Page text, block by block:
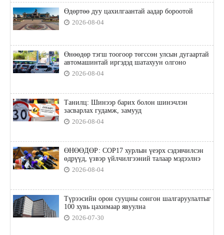
Өдөртөө дуу цахилгаантай аадар бороотой
2026-08-04
Өнөөдөр тэгш тоогоор төгссөн улсын дугаартай
автомашинтай иргэдэд шатахуун олгоно
2026-08-04
Танилц: Шинээр барих болон шинэчлэн
засварлах гудамж, замууд
2026-08-04
ӨНӨӨДӨР: COP17 хурлын үеэрх сэдэвчилсэн
өдрүүд, үзвэр үйлчилгээний талаар мэдээлнэ
2026-08-04
Түрээсийн орон сууцны сонгон шалгаруулалтыг
100 хувь цахимаар явуулна
2026-07-30